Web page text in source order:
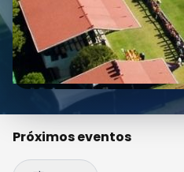
Próximos eventos